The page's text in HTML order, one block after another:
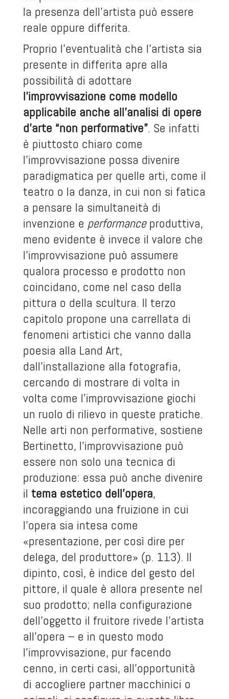
la presenza dell’artista può essere
reale oppure differita.
Proprio l’eventualità che l’artista sia
presente in differita apre alla
possibilità di adottare
l’improvvisazione come modello
applicabile anche all’analisi di opere
d’arte “non performative”. Se infatti
è piuttosto chiaro come
l’improvvisazione possa divenire
paradigmatica per quelle arti, come il
teatro o la danza, in cui non si fatica
a pensare la simultaneità di
invenzione e performanceproduttiva,
meno evidente è invece il valore che
l’improvvisazione può assumere
qualora processo e prodotto non
coincidano, come nel caso della
pittura o della scultura. Il terzo
capitolo propone una carrellata di
fenomeni artistici che vanno dalla
poesia alla Land Art,
dall’installazione alla fotografia,
cercando di mostrare di volta in
volta come l’improvvisazione giochi
un ruolo di rilievo in queste pratiche.
Nelle arti non performative, sostiene
Bertinetto, l’improvvisazione può
essere non solo una tecnica di
produzione: essa può anche divenire
il tema estetico dell’opera,
incoraggiando una fruizione in cui
l’opera sia intesa come
«presentazione, per così dire per
delega, del produttore» (p. 113). Il
dipinto, così, è indice del gesto del
pittore, il quale è allora presente nel
suo prodotto; nella configurazione
dell’oggetto il fruitore rivede l’artista
all’opera – e in questo modo
l’improvvisazione, pur facendo
cenno, in certi casi, all’opportunità
di accogliere partner macchinici o